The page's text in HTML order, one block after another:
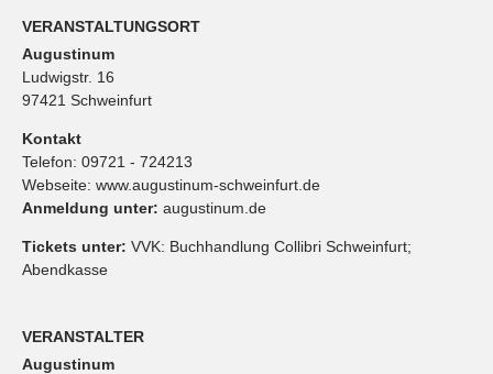
VERANSTALTUNGSORT
Augustinum
Ludwigstr. 16
97421 Schweinfurt
Kontakt
Telefon: 09721 - 724213
Webseite: www.augustinum-schweinfurt.de
Anmeldung unter: augustinum.de
Tickets unter: VVK: Buchhandlung Collibri Schweinfurt;
Abendkasse
VERANSTALTER
Augustinum